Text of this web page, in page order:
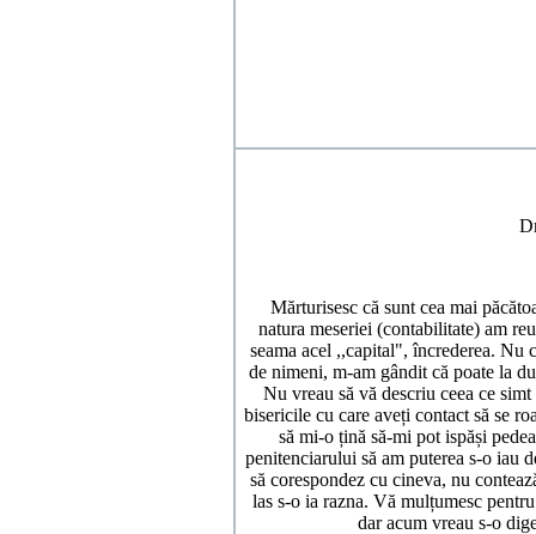
Mărturisesc că sunt cea mai
natura meseriei (contabilitate) am
seama acel ,,capital", încrederea. Nu
de nimeni, m-am gândit că poate la
Nu vreau să vă descriu ceea ce
bisericile cu care aveți contact să se
să mi-o țină să-mi pot ispăși
penitenciarului să am puterea s-o iau
să corespondez cu cineva, nu
las s-o ia razna. Vă mulțumesc
dar acum vreau s-o